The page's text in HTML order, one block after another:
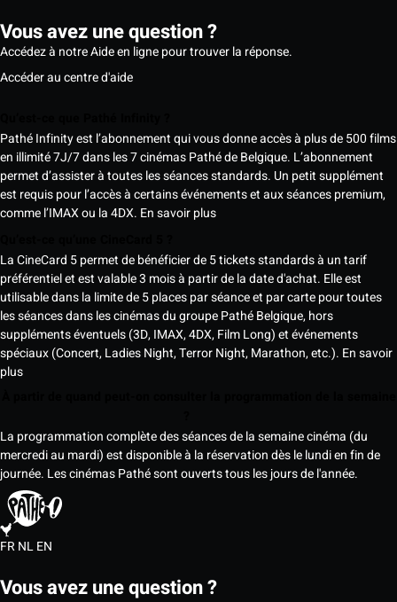
Vous avez une question ?
Accédez à notre Aide en ligne pour trouver la réponse.
Accéder au centre d'aide
Pathé Infinity est l’abonnement qui vous donne accès à plus de 500 films
en illimité 7J/7 dans les 7 cinémas Pathé de Belgique. L’abonnement
permet d’assister à toutes les séances standards. Un petit supplément
est requis pour l’accès à certains événements et aux séances premium,
comme l’IMAX ou la 4DX. En savoir plus
La CineCard 5 permet de bénéficier de 5 tickets standards à un tarif
préférentiel et est valable 3 mois à partir de la date d'achat. Elle est
utilisable dans la limite de 5 places par séance et par carte pour toutes
les séances dans les cinémas du groupe Pathé Belgique, hors
suppléments éventuels (3D, IMAX, 4DX, Film Long) et événements
spéciaux (Concert, Ladies Night, Terror Night, Marathon, etc.). En savoir
plus
La programmation complète des séances de la semaine cinéma (du
mercredi au mardi) est disponible à la réservation dès le lundi en fin de
journée. Les cinémas Pathé sont ouverts tous les jours de l'année.
FRNLEN
Vous avez une question ?